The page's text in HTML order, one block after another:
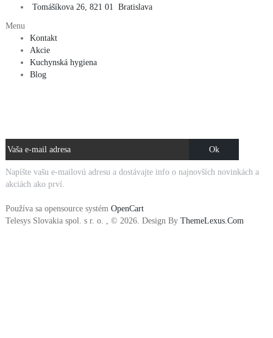
Tomášíkova 26, 821 01 Bratislava
Menu
Kontakt
Akcie
Kuchynská hygiena
Blog
Napíšte vašu e-mailovú adresu a dostávajte info o najnovších novinkách a
akciách ako prví.
Používa sa opensource systém OpenCart
Telesys Slovakia spol. s r. o. , © 2026. Design By ThemeLexus.Com